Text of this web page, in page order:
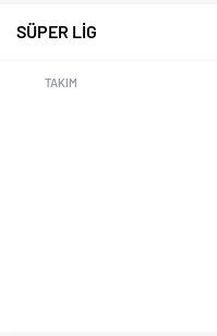
SÜPER LİG
TAKIM